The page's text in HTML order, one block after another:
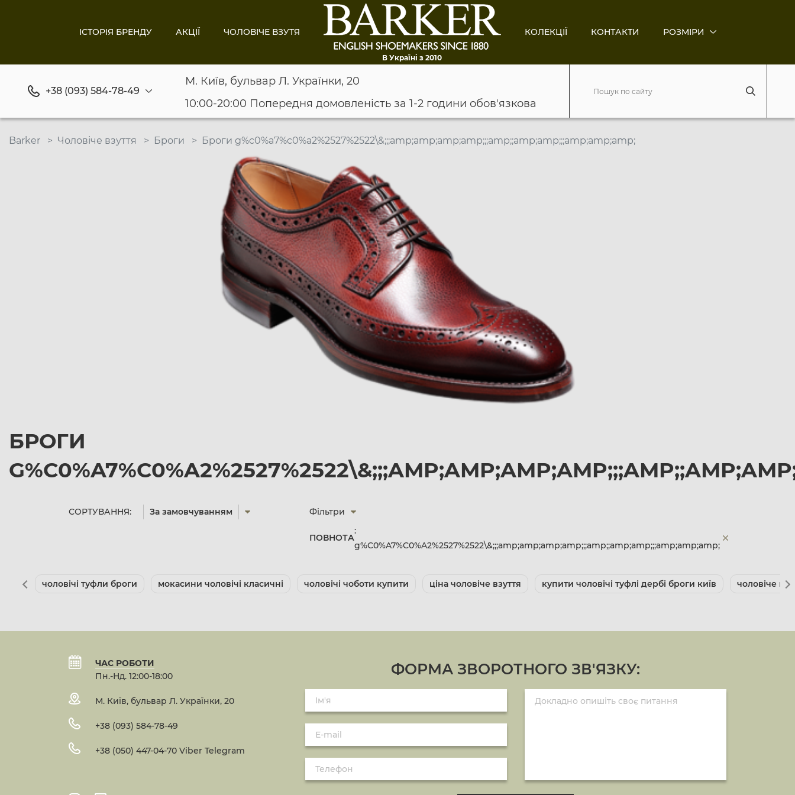
ІСТОРІЯ БРЕНДУ АКЦІЇ ЧОЛОВІЧЕ ВЗУТЯ
В Україні з 2010
КОЛЕКЦІЇ КОНТАКТИ РОЗМІРИ
+38 (093) 584-78-49
М. Київ, бульвар Л. Українки, 20
10:00-20:00 Попередня домовленість за 1-2 години обов'язкова
Barker Чоловіче взуття Броги Броги g%c0%a7%c0%a2%2527%2522\&;;;amp;amp;amp;amp;;;amp;;amp;amp;;;amp;amp;amp;
БРОГИ
СОРТУВАННЯ: За замовчуванням Фільтри
ПОВНОТА
:
g%C0%A7%C0%A2%2527%2522\&;;;amp;amp;amp;amp;;;amp;;amp;amp;;;amp;amp;amp;
чоловічі туфли броги мокасини чоловічі класичні чоловічі чоботи купити ціна чоловіче взуття купити чоловічі туфлі дербі броги київ чоловіче
ЧАС РОБОТИ
Пн.-Нд. 12:00-18:00
М. Київ, бульвар Л. Українки, 20
+38 (093) 584-78-49
+38 (050) 447-04-70 Viber Telegram
ФОРМА ЗВОРОТНОГО ЗВ'ЯЗКУ: